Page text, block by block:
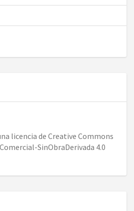
licencia de Creative Commons
SinObraDerivada 4.0